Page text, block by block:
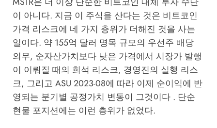
이 아니다. 지금 이 주식을 산다는 것은 비트코인
가격 리스크에 네 가지 층위가 더해진 것을 사는
일이다. 약 155억 달러 명목 규모의 우선주 배당
의무, 순자산가치보다 낮은 가격에서 시장가 발행
이 이뤄질 때의 희석 리스크, 경영진의 실행 리스
크, 그리고 ASU 2023-08에 따라 이제 순이익에 반
영되는 분기별 공정가치 변동이 그것이다 . 단순
현물 포지션에는 이런 층위가 없었다.